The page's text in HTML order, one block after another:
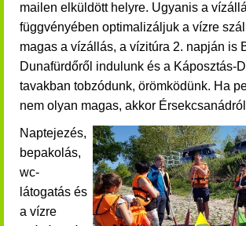
mailen elküldött helyre. Ugyanis a
függvényében optimalizáljuk a vízre
magas a vízállás, a vízitúra 2. napján is
Dunafürdőről indulunk és a Káposztás-
tavakban tobzódunk, örömködünk. Ha
nem olyan magas, akkor
Naptejezés,
bepakolás,
wc-
látogatás és
a vízre